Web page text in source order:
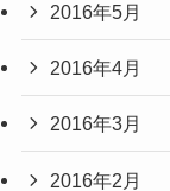
2016年5月
2016年4月
2016年3月
2016年2月